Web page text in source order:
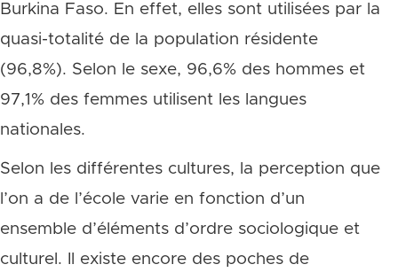
Burkina Faso. En effet, elles sont utilisées par la
quasi-totalité de la population résidente
(96,8%). Selon le sexe, 96,6% des hommes et
97,1% des femmes utilisent les langues
nationales.
Selon les différentes cultures, la perception que
l’on a de l’école varie en fonction d’un
ensemble d’éléments d’ordre sociologique et
culturel. Il existe encore des poches de